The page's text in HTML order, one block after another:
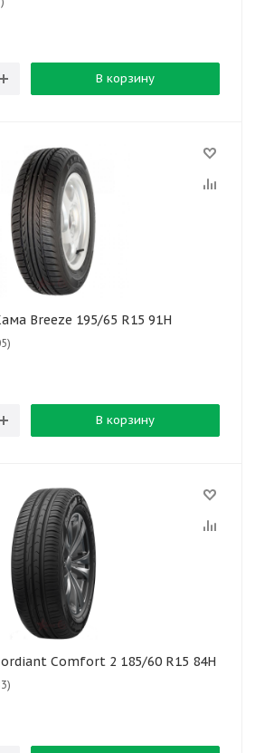
В корзину
Breeze 195/65 R15 91H
В корзину
Comfort 2 185/60 R15 84H